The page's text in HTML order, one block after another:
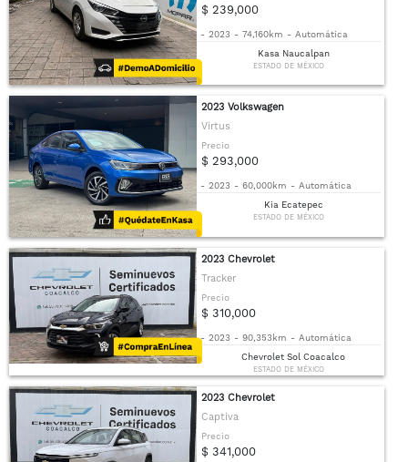
$ 239,000
- 2023 - 74,160km - Automática
Kasa Naucalpan
ESTADO DE MÉXICO
2023 Volkswagen
Virtus
Precio
$ 293,000
- 2023 - 60,000km - Automática
Kia Ecatepec
ESTADO DE MÉXICO
2023 Chevrolet
Tracker
Precio
$ 310,000
- 2023 - 90,353km - Automática
Chevrolet Sol Coacalco
ESTADO DE MÉXICO
2023 Chevrolet
Captiva
Precio
$ 341,000